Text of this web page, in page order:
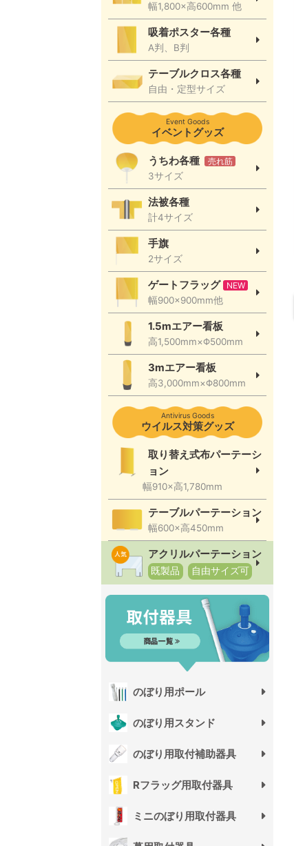
幅1,800×高600mm 他
吸着ポスター各種
A判、B判
テーブルクロス各種
自由・定型サイズ
Event Goods
イベントグッズ
うちわ各種 売れ筋
3サイズ
法被各種
計4サイズ
手旗
2サイズ
ゲートフラッグ NEW
幅900×900mm他
1.5mエアー看板
高1,500mm×Φ500mm
3mエアー看板
高3,000mm×Φ800mm
Antivirus Goods
ウイルス対策グッズ
取り替え式布パーテーシ
ョン
幅910×高1,780mm
テーブルパーテーション
幅600×高450mm
アクリルパーテーション
既製品 自由サイズ可
のぼり用ポール
のぼり用スタンド
のぼり用取付補助器具
Rフラッグ用取付器具
ミニのぼり用取付器具